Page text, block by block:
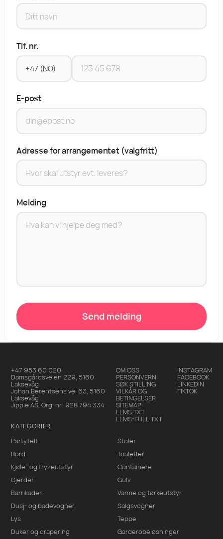
Tlf. nr.
E-post
Adresse for arrangementet (valgfritt)
Melding
Send melding
+47 953 60 020
Damsgårdsveien 229,5160
Laksevåg
Johan Berentsens vei 63,5160
Laksevåg
Jippie AS, Org. nr: 928 794 334
OM OSS
PERSONVERN
SØK STILLING
VILKÅR OG
BETINGELSER
SITEMAP
LLMS.TXT
LLMS-FULL.TXT
INSTAGRAM
FACEBOOK
LINKEDIN
TIKTOK
KATEGORIER
Partytelt
Stoler
Bord
Toaletter
Kjøle- og fryseutstyr
Containere
Gjerder
Gulv
Barrikader
Varme og tørkeutstyr
Dusj- og badevogner
Salgsvogner
Lys
Teppe
Duker og drapering
Garderobeløsninger